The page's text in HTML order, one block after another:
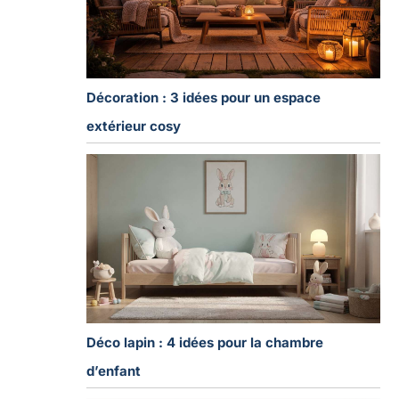
Décoration : 3 idées pour un espace
extérieur cosy
Déco lapin : 4 idées pour la chambre
d’enfant